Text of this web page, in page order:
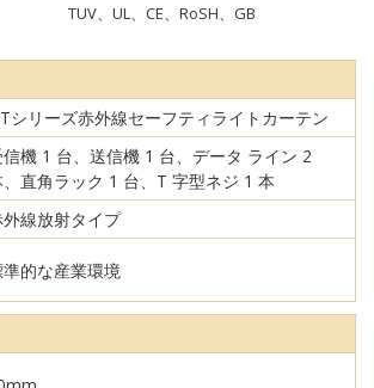
TUV、UL、CE、RoSH、GB
シリーズ赤外線セーフティライトカーテン
信機 1 台、送信機 1 台、データ ライン 2
、直角ラック 1 台、T 字型ネジ 1 本
外線放射タイプ
準的な産業環境